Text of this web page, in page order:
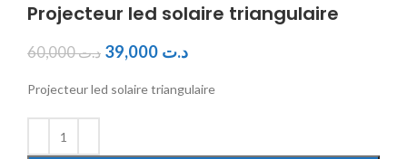
Projecteur led solaire triangulaire
د.ت60,000 د.ت
Projecteur led solaire triangulaire